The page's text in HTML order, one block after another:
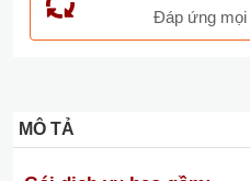
Đáp ứng mọi
MÔ TẢ